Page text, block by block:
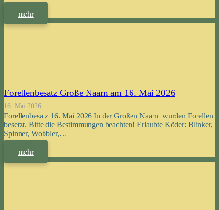
mehr
Forellenbesatz Große Naarn am 16. Mai 2026
16. Mai 2026
Forellenbesatz 16. Mai 2026 In der Großen Naarn wurden Forellen
besetzt. Bitte die Bestimmungen beachten! Erlaubte Köder: Blinker,
Spinner, Wobbler,…
mehr